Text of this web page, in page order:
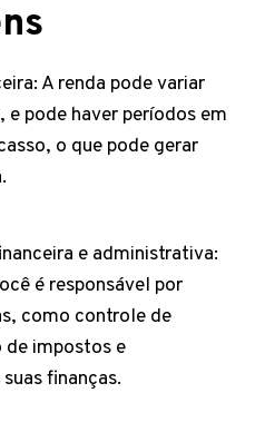
A renda pode variar
pode haver períodos em
o que pode gerar
e administrativa:
é responsável por
como controle de
impostos e
finanças.